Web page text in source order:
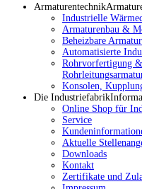
Armaturentechnik
Industrielle
Armaturenbau &
Beheizbare
Automatisierte
Rohrvorfertigung &
Konsolen,
Die Industriefabrik
Online Shop für
Service
Aktuelle
Downloads
Kontakt
Zertifikate und